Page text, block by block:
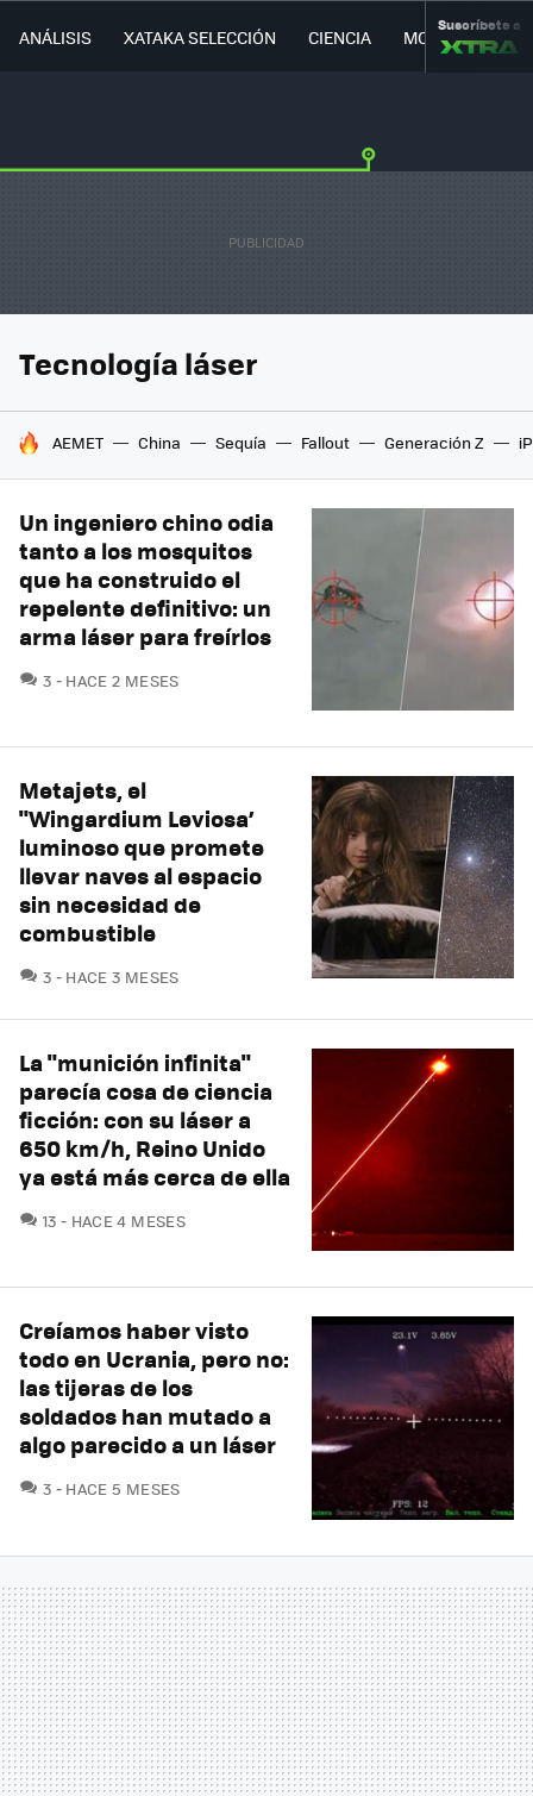
ANÁLISIS XATAKA SELECCIÓN CIENCIA MOVILIDAD
Suscríbete a
Tecnología láser
HOY SE HABLA DE
AEMET China Sequía Fallout Generación Z
Un ingeniero chino odia
tanto a los mosquitos
que ha construido el
repelente definitivo: un
arma láser para freírlos
3 COMENTARIOS
HACE 2 MESES
Metajets, el
"Wingardium Leviosa’
luminoso que promete
llevar naves al espacio
sin necesidad de
combustible
3 COMENTARIOS
HACE 3 MESES
La "munición infinita"
parecía cosa de ciencia
ficción: con su láser a
650 km/h, Reino Unido
ya está más cerca de ella
13 COMENTARIOS
HACE 4 MESES
Creíamos haber visto
todo en Ucrania, pero no:
las tijeras de los
soldados han mutado a
algo parecido a un láser
3 COMENTARIOS
HACE 5 MESES